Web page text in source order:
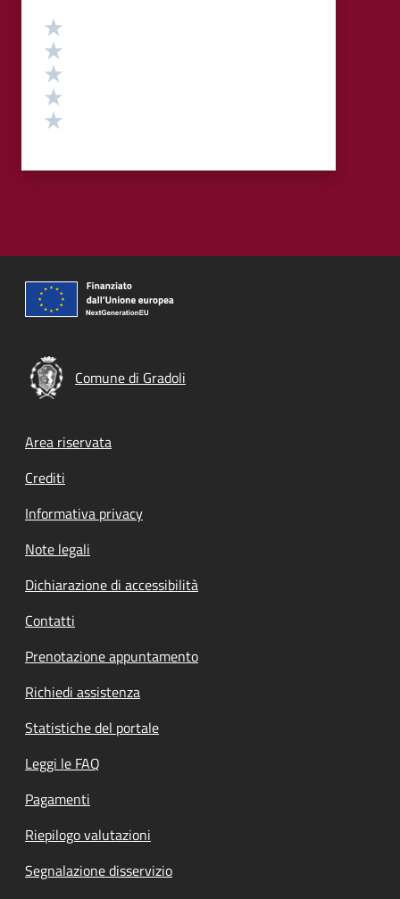
Valutazione
Comune di Gradoli
Footer menu
Area riservata
Crediti
Informativa privacy
Note legali
Dichiarazione di accessibilità
Contatti
Prenotazione appuntamento
Richiedi assistenza
Statistiche del portale
Leggi le FAQ
Pagamenti
Riepilogo valutazioni
Segnalazione disservizio